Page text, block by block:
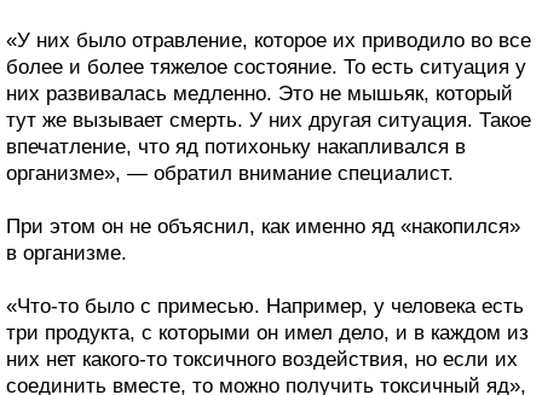
«У них было отравление, которое их приводило во все
более и более тяжелое состояние. То есть ситуация у
них развивалась медленно. Это не мышьяк, который
тут же вызывает смерть. У них другая ситуация. Такое
впечатление, что яд потихоньку накапливался в
организме», — обратил внимание специалист.
При этом он не объяснил, как именно яд «накопился»
в организме.
«Что-то было с примесью. Например, у человека есть
три продукта, с которыми он имел дело, и в каждом из
них нет какого-то токсичного воздействия, но если их
соединить вместе, то можно получить токсичный яд»,